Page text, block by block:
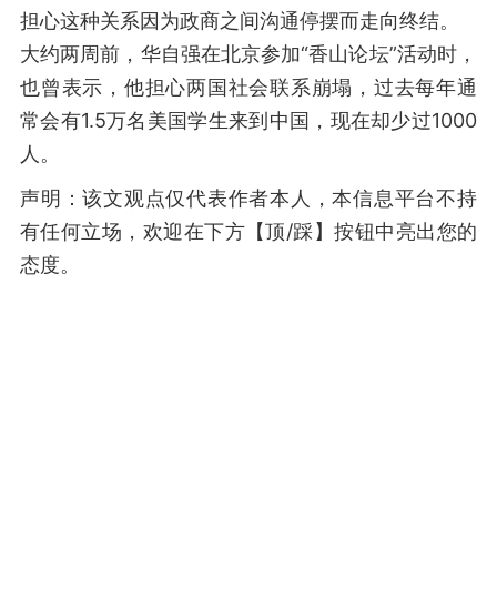
担心这种关系因为政商之间沟通停摆而走向终结。
大约两周前，华自强在北京参加“香山论坛”活动时，
也曾表示，他担心两国社会联系崩塌，过去每年通
常会有1.5万名美国学生来到中国，现在却少过1000
人。
声明：该文观点仅代表作者本人，本信息平台不持
有任何立场，欢迎在下方【顶/踩】按钮中亮出您的
态度。